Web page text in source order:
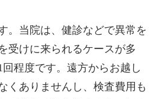
。当院は、健診などで異常を
受けに来られるケースが多
程度です。遠方からお越し
くありませんし、検査費用も